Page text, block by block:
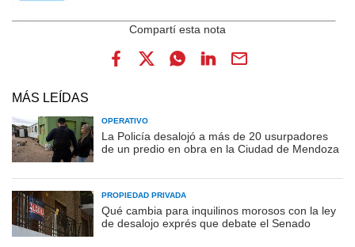
MÁS LEÍDAS
OPERATIVO
La Policía desalojó a más de 20 usurpadores
de un predio en obra en la Ciudad de Mendoza
PROPIEDAD PRIVADA
Qué cambia para inquilinos morosos con la ley
de desalojo exprés que debate el Senado